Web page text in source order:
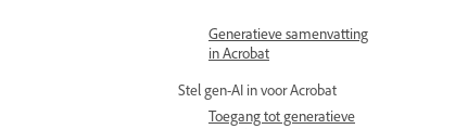
Generatieve samenvatting
in Acrobat
Stel gen-AI in voor Acrobat
Toegang tot generatieve